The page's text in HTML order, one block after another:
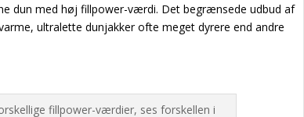
dun med høj fillpower-værdi. Det begrænsede udbud af
ultralette dunjakker ofte meget dyrere end andre